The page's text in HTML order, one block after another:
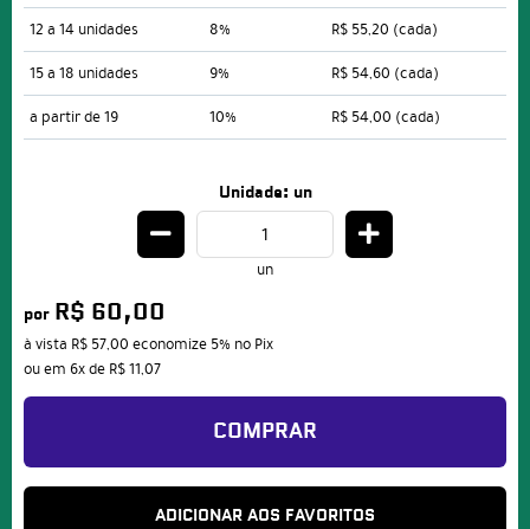
12 a 14 unidades
8% R$ 55,20 (cada)
15 a 18 unidades
9% R$ 54,60 (cada)
a partir de 19
10% R$ 54,00 (cada)
Unidade: un
un
por R$ 60,00
à vista R$ 57,00 economize 5% no Pix
ou em 6xde R$ 11,07
COMPRAR
ADICIONAR AOS FAVORITOS